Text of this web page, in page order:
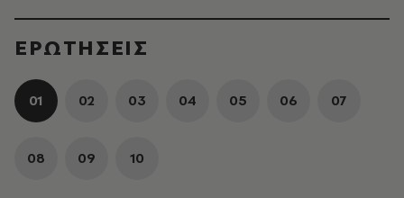
ΕΡΩΤΗΣΕΙΣ
01 02 03 04 05 06 07
08 09 10